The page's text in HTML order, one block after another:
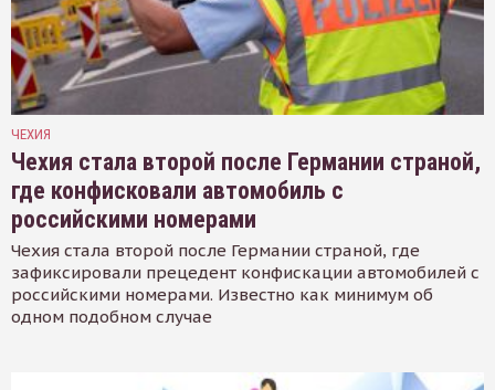
ЧЕХИЯ
Чехия стала второй после Германии страной,
где конфисковали автомобиль с
российскими номерами
Чехия стала второй после Германии страной, где
зафиксировали прецедент конфискации автомобилей с
российскими номерами. Известно как минимум об
одном подобном случае